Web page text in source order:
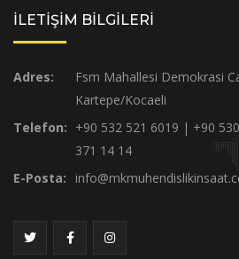
İLETİŞİM BİLGİLERİ
Adres:
Fsm Mahallesi Demokrasi
Kartepe/Kocaeli
Telefon: +90 532 521 6019 | +90
371 14 14
E-Posta: